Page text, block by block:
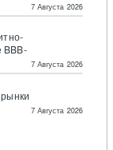
7 Августа 2026
BBB-
7 Августа 2026
7 Августа 2026